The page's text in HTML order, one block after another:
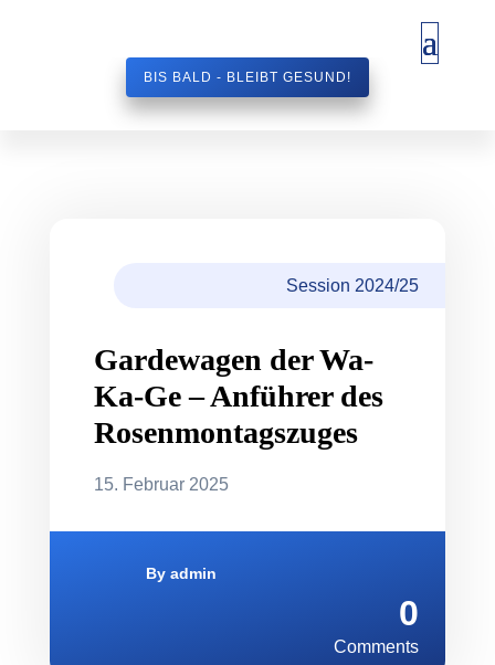
BIS BALD - BLEIBT GESUND!
Session 2024/25
Gardewagen der Wa-
Ka-Ge – Anführer des
Rosenmontagszuges
15. Februar 2025
By admin
0
Comments